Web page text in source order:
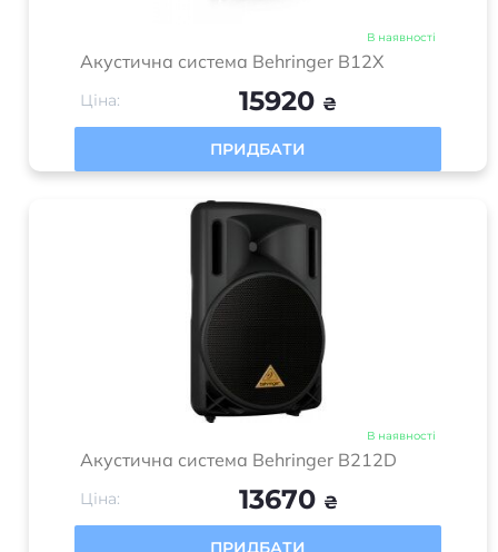
В наявності
Акустична система Behringer B12X
Ціна: 15920 ₴
ПРИДБАТИ
В наявності
Акустична система Behringer B212D
Ціна: 13670 ₴
ПРИДБАТИ